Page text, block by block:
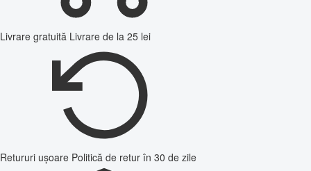
Livrare gratuită Livrare de la 25 lei
Retururi ușoare Politică de retur în 30 de zile